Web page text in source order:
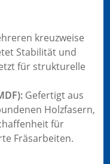
kreuzweise
Stabilität und
für strukturelle
Gefertigt aus
Holzfasern,
für
Fräsarbeiten.